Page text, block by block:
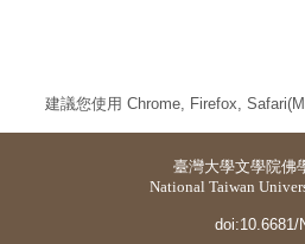
建議您使用 Chrome, Firefox,
臺灣大學文學院佛
National Taiwan
doi:10.6681/